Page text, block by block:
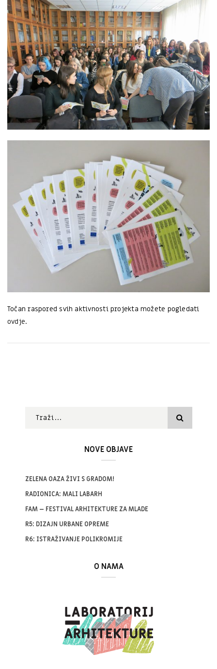
Točan raspored svih aktivnosti projekta možete pogledati
ovdje.
NOVE OBJAVE
ZELENA OAZA ŽIVI S GRADOM!
RADIONICA: MALI LABARH
FAM – FESTIVAL ARHITEKTURE ZA MLADE
R5: DIZAJN URBANE OPREME
R6: ISTRAŽIVANJE POLIKROMIJE
O NAMA